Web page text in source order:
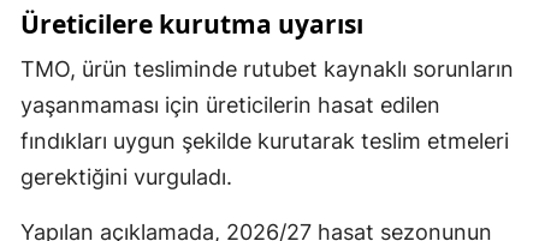
Üreticilere kurutma uyarısı
TMO, ürün tesliminde rutubet kaynaklı sorunların
yaşanmaması için üreticilerin hasat edilen
fındıkları uygun şekilde kurutarak teslim etmeleri
gerektiğini vurguladı.
Yapılan açıklamada, 2026/27 hasat sezonunun